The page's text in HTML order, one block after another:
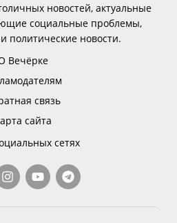
новостей, актуальные
социальные проблемы,
политические новости.
Вечёрке
связь
сайта
сетях